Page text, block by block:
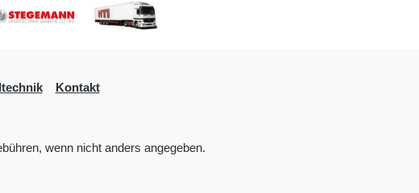
Kontakt
wenn nicht anders angegeben.